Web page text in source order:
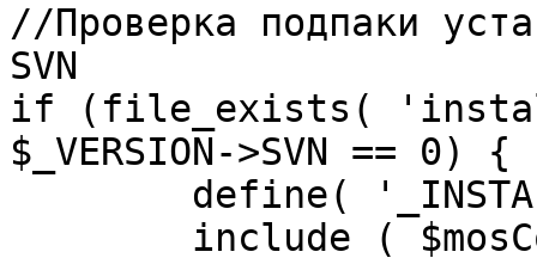
//Проверка подпаки
SVN
if (file_exists(
$_VERSION->SVN == 0) {